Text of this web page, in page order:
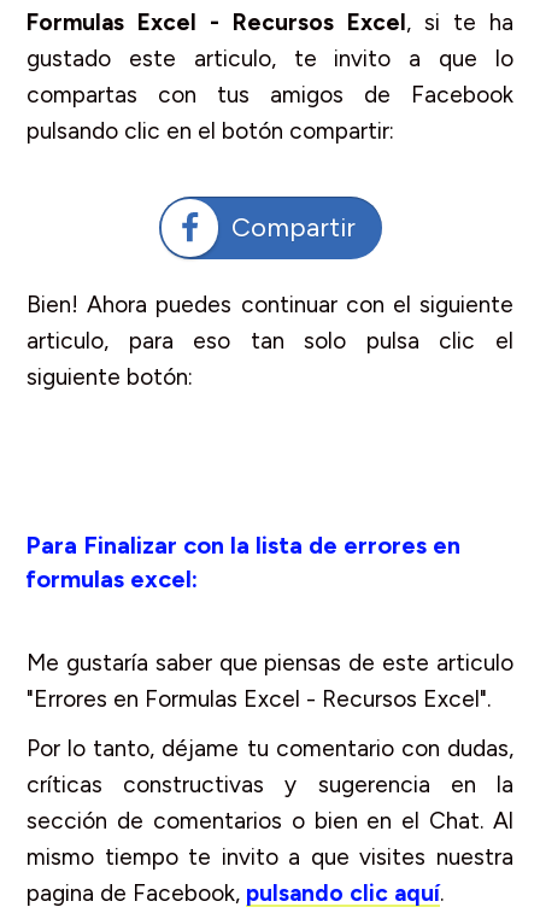
Formulas Excel - Recursos Excel, si te ha
gustado este articulo, te invito a que lo
compartas con tus amigos de Facebook
pulsando clic en el botón compartir:
Compartir
Bien! Ahora puedes continuar con el siguiente
articulo, para eso tan solo pulsa clic el
siguiente botón:
Pulsa clic P/Ver el siguiente
Tema
Para Finalizar con la lista de errores en
formulas excel:
Me gustaría saber que piensas de este articulo
"Errores en Formulas Excel - Recursos Excel".
Por lo tanto, déjame tu comentario con dudas,
críticas constructivas y sugerencia en la
sección de comentarios o bien en el Chat. Al
mismo tiempo te invito a que visites nuestra
pagina de Facebook, pulsando clic aquí.